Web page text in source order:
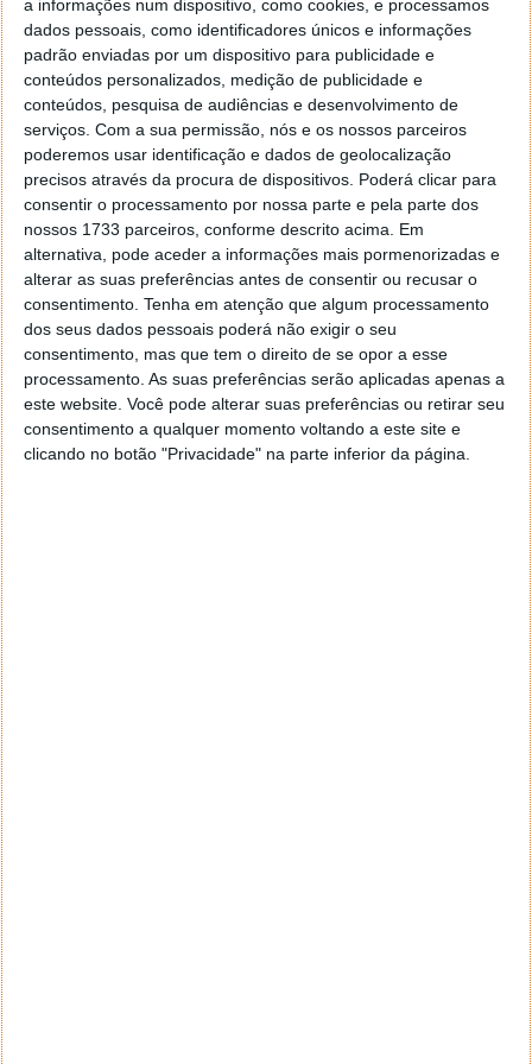
a informações num dispositivo, como cookies, e processamos
dados pessoais, como identificadores únicos e informações
padrão enviadas por um dispositivo para publicidade e
conteúdos personalizados, medição de publicidade e
conteúdos, pesquisa de audiências e desenvolvimento de
serviços. Com a sua permissão, nós e os nossos parceiros
poderemos usar identificação e dados de geolocalização
precisos através da procura de dispositivos. Poderá clicar para
consentir o processamento por nossa parte e pela parte dos
nossos 1733 parceiros, conforme descrito acima. Em
alternativa, pode aceder a informações mais pormenorizadas e
alterar as suas preferências antes de consentir ou recusar o
consentimento. Tenha em atenção que algum processamento
dos seus dados pessoais poderá não exigir o seu
consentimento, mas que tem o direito de se opor a esse
processamento. As suas preferências serão aplicadas apenas a
este website. Você pode alterar suas preferências ou retirar seu
consentimento a qualquer momento voltando a este site e
clicando no botão "Privacidade" na parte inferior da página.
| Yang Gao, investigador da Universidade de Buffalo
Apesar de não ser garantido que esta inovação vá
chegar ao mercado, um dos grandes destaques é a
sua precisão. O protótipo do dispositivo EarEcho é
capaz de identificar o utilizador com mais de 95% de
precisão num scan de apenas um segundo. Caso o
scanning seja feito durante três segundos, a precisão
aumenta para 97,5%.
A autenticação por imagem está disponível no
Windows 10...